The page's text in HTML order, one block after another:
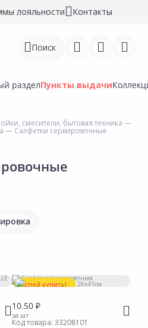
лояльности Контакты
Поиск
разделПункты выдачи
смесители, бытовая техника —
— Салфетки сервировочные
Успей купить!
10.50 ₽
за шт
Код товара: 33208101